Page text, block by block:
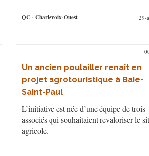
QC- Charlevoix-Ouest 29-
Un ancien poulailler renaît en
projet agrotouristique à Baie-
Saint-Paul
L’initiative est née d’une équipe de trois
associés qui souhaitaient revaloriser le
agricole.